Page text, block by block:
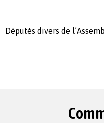
Députés divers de